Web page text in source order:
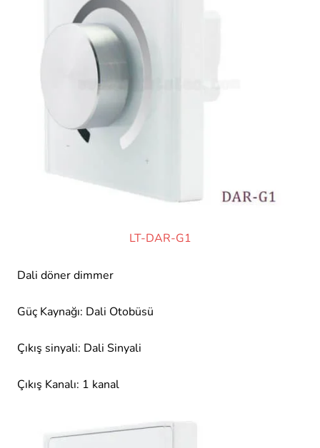
LT-DAR-G1
Dali döner dimmer
Güç Kaynağı: Dali Otobüsü
Çıkış sinyali: Dali Sinyali
Çıkış Kanalı: 1 kanal